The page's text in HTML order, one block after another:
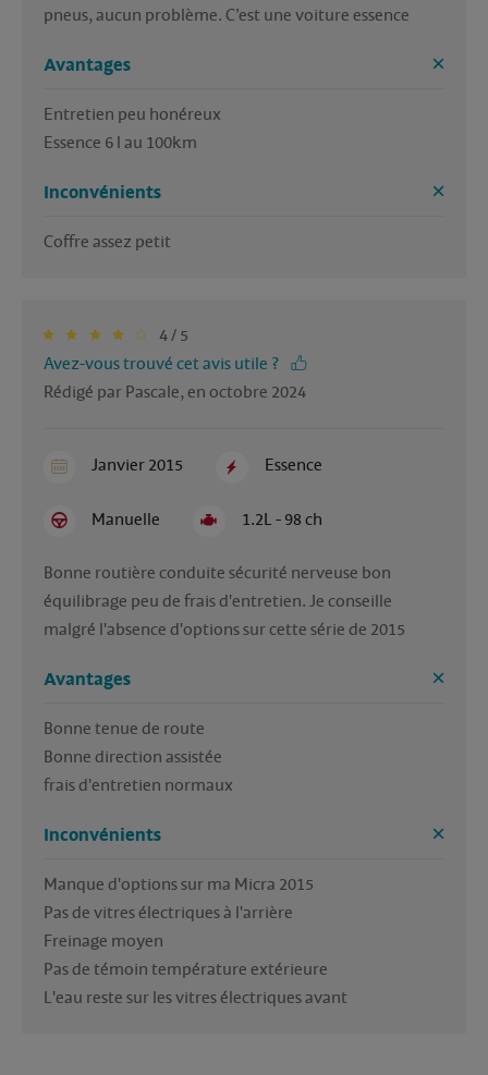
pneus, aucun problème. C’est une voiture essence
Avantages
Entretien peu honéreux
Inconvénients
Coffre assez petit
4 / 5
Avez-vous trouvé cet avis utile ?
Rédigé par Pascale, en octobre 2024
Janvier 2015 Essence
Manuelle 1.2L - 98 ch
Bonne routière conduite sécurité nerveuse bon
équilibrage peu de frais d'entretien. Je conseille
malgré l'absence d'options sur cette série de 2015
Avantages
Bonne tenue de route
Bonne direction assistée
frais d'entretien normaux
Inconvénients
Manque d'options sur ma Micra 2015
Pas de vitres électriques à l'arrière
Freinage moyen
Pas de témoin température extérieure